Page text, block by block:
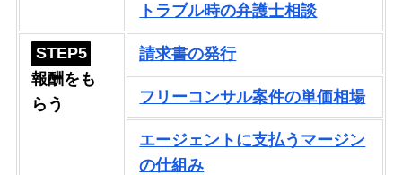
トラブル時の弁護士相談
STEP5
報酬をも
らう
請求書の発行
フリーコンサル案件の単価相場
エージェントに支払うマージン
の仕組み